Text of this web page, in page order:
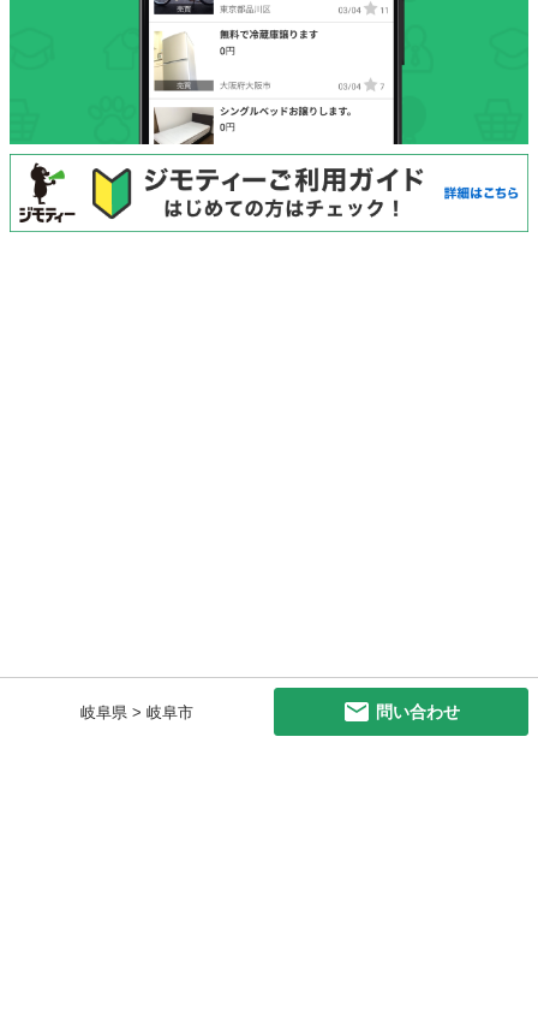
岐阜県 > 岐阜市 問い合わせ